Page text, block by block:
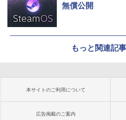
無償公開
もっと関連記
本サイトのご利用について
広告掲載のご案内